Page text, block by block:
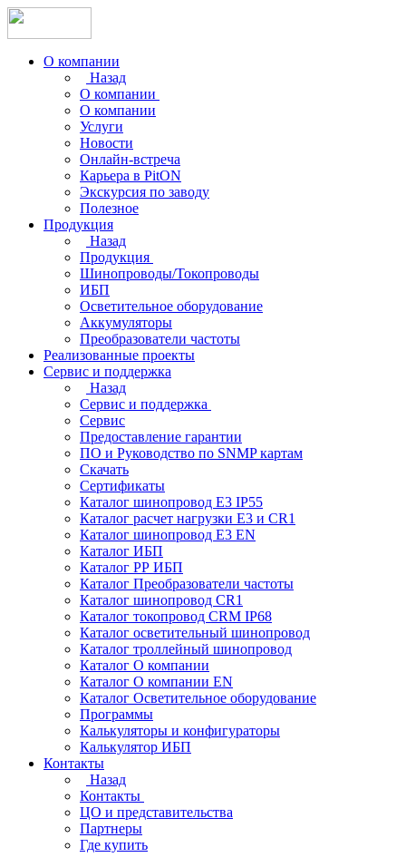
О компании
Назад
О компании
О компании
Услуги
Новости
Онлайн-встреча
Карьера в PitON
Экскурсия по заводу
Полезное
Продукция
Назад
Продукция
Шинопроводы/Токопроводы
ИБП
Осветительное оборудование
Аккумуляторы
Преобразователи частоты
Реализованные проекты
Сервис и поддержка
Назад
Сервис и поддержка
Сервис
Предоставление гарантии
ПО и Руководство по SNMP картам
Скачать
Сертификаты
Каталог шинопровод E3 IP55
Каталог расчет нагрузки Е3 и CR1
Каталог шинопровод E3 EN
Каталог ИБП
Каталог РР ИБП
Каталог Преобразователи частоты
Каталог шинопровод CR1
Каталог токопровод CRM IP68
Каталог осветительный шинопровод
Каталог троллейный шинопровод
Каталог О компании
Каталог О компании EN
Каталог Осветительное оборудование
Программы
Калькуляторы и конфигураторы
Калькулятор ИБП
Контакты
Назад
Контакты
ЦО и представительства
Партнеры
Где купить